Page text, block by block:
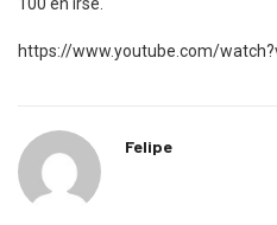
https://www.youtube.com/
Felipe